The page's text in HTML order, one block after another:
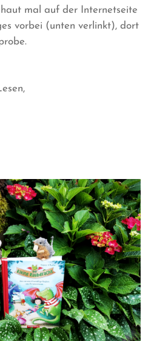
mal auf der Internetseite
vorbei (unten verlinkt), dort